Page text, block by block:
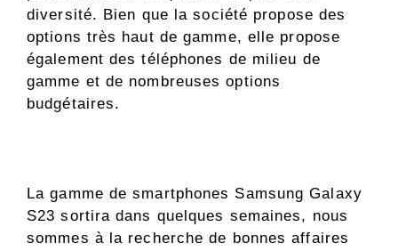
diversité. Bien que la société propose des
options très haut de gamme, elle propose
également des téléphones de milieu de
gamme et de nombreuses options
budgétaires.
La gamme de smartphones Samsung Galaxy
S23 sortira dans quelques semaines, nous
sommes à la recherche de bonnes affaires